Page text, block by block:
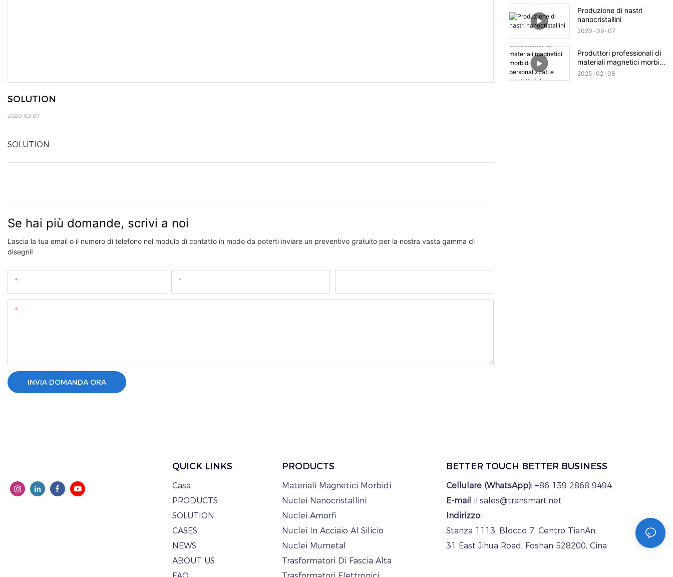
SOLUTION
2020-09-07
SOLUTION
Se hai più domande, scrivi a noi
Lascia la tua email o il numero di telefono nel modulo di contatto in modo da poterti inviare un preventivo gratuito per la nostra vasta gamma di
disegni!
INVIA DOMANDA ORA
Produzione di nastri
nanocristallini
2020 09 07
Produttori professionali di
materiali magnetici morbidi
personalizzati e produttori
2025 02 08
QUICK LINKS
Casa
PRODUCTS
SOLUTION
CASES
NEWS
ABOUT US
PRODUCTS
Materiali Magnetici Morbidi
Nuclei Nanocristallini
Nuclei Amorfi
Nuclei In Acciaio Al Silicio
Nuclei Mumetal
Trasformatori Di Fascia Alta
BETTER TOUCH BETTER BUSINESS
Cellulare (WhatsApp): +86 139 2868 9494
E-mail il:sales@transmart.net
Indirizzo:
Stanza 1113, Blocco 7, Centro TianAn,
31 East Jihua Road, Foshan 528200, Cina